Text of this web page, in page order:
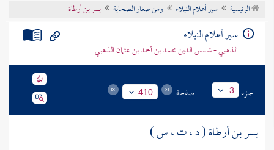
تراجم الأعلام
الرئيسية سير أعلام النبلاء ومن صغار الصحابة بسر بن أرطاة
سير أعلام النبلاء
الذهبي - شمس الدين محمد بن أحمد بن عثمان الذهبي
جزء 3 صفحة 410
بسر بن أرطاة ( د ، ت ، س )